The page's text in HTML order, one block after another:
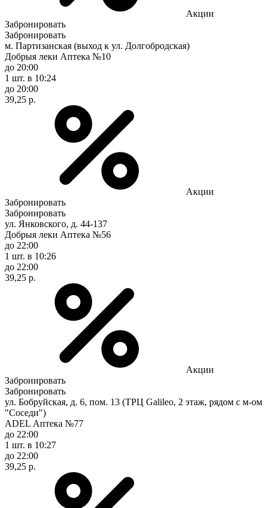
Акции
Забронировать
Забронировать
м. Партизанская (выход к ул. Долгобродская)
Добрыя леки Аптека №10
до 20:00
1 шт. в 10:24
до 20:00
39,25 р.
Акции
Забронировать
Забронировать
ул. Янковского, д. 44-137
Добрыя леки Аптека №56
до 22:00
1 шт. в 10:26
до 22:00
39,25 р.
Акции
Забронировать
Забронировать
ул. Бобруйская, д. 6, пом. 13 (ТРЦ Galileo, 2 этаж, рядом с м-ом
"Соседи")
ADEL Аптека №77
до 22:00
1 шт. в 10:27
до 22:00
39,25 р.